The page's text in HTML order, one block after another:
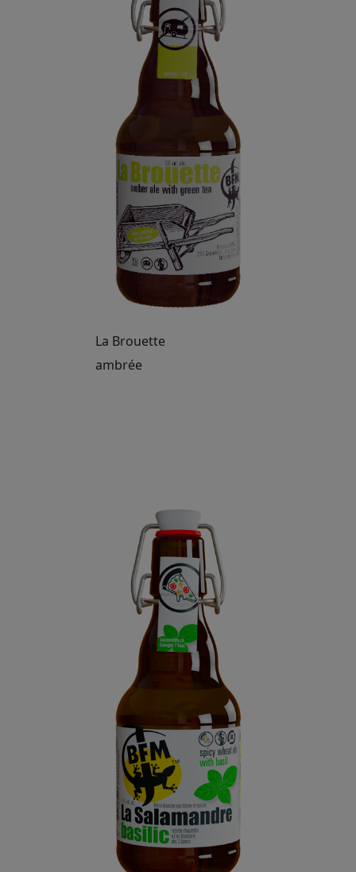
La Brouette
ambrée